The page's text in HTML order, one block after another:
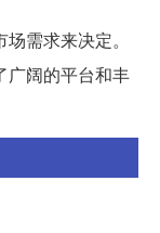
需求来决定。
广阔的平台和丰